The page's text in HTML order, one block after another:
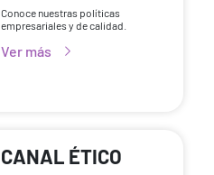
Conoce nuestras políticas
empresariales y de calidad.
Ver más
CANAL ÉTICO